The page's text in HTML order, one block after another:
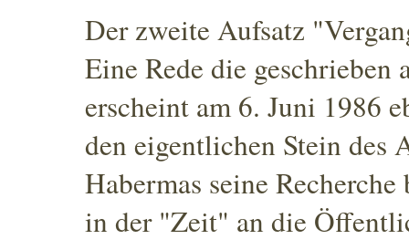
Der zweite Aufsatz
Eine Rede die
erscheint am 6. Juni 1986
den eigentlichen Stein des
Habermas seine
in der "Zeit" an die